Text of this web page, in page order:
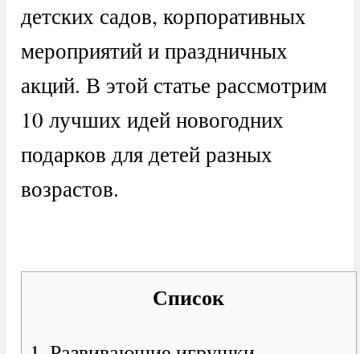
детских садов, корпоративных
мероприятий и праздничных
акций. В этой статье рассмотрим
10 лучших идей новогодних
подарков для детей разных
возрастов.
Список